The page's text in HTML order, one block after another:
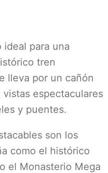
ideal para una
tren
lleva por un cañón
espectaculares
y puentes.
son los
como el histórico
el Monasterio Mega